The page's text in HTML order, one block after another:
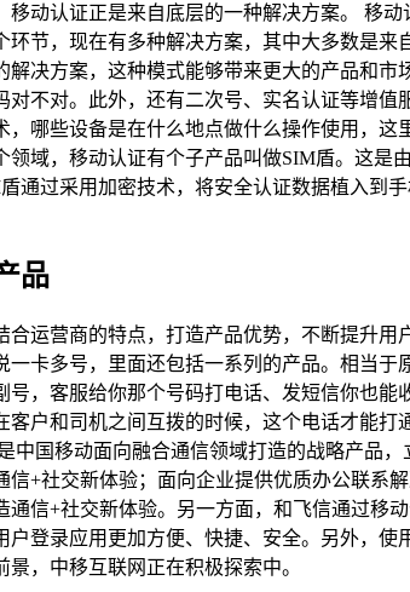
移动认证正是来自底层的一种解决方案。 移
环节，现在有多种解决方案，其中大多数是
解决方案，这种模式能够带来更大的产品和
对不对。此外，还有二次号、实名认证等增
，哪些设备是在什么地点做什么操作使用，
领域，移动认证有个子产品叫做SIM盾。这
通过采用加密技术，将安全认证数据植入到
品
合运营商的特点，打造产品优势，不断提升
一卡多号，里面还包括一系列的产品。相当
号，客服给你那个号码打电话、发短信你也
客户和司机之间互拨的时候，这个电话才能
中国移动面向融合通信领域打造的战略产品
信+社交新体验；面向企业提供优质办公联系
通信+社交新体验。另一方面，和飞信通过移
户登录应用更加方便、快捷、安全。另外，
，中移互联网正在积极探索中。